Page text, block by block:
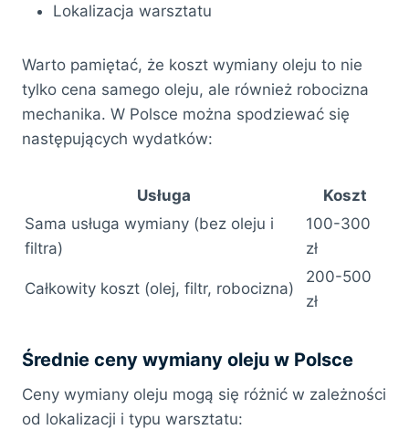
Lokalizacja warsztatu
Warto pamiętać, że koszt wymiany oleju to nie
tylko cena samego oleju, ale również robocizna
mechanika. W Polsce można spodziewać się
następujących wydatków:
Usługa
Koszt
Sama usługa wymiany (bez oleju i
filtra)
100-300
zł
Całkowity koszt (olej, filtr, robocizna)
200-500
zł
Średnie ceny wymiany oleju w Polsce
Ceny wymiany oleju mogą się różnić w zależności
od lokalizacji i typu warsztatu: